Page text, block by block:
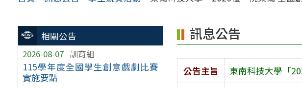
相關公告
2026-08-07 訓育組
115學年度全國學生創意戲劇比賽
實施要點
訊息公告
公告主旨
東南科技大學「